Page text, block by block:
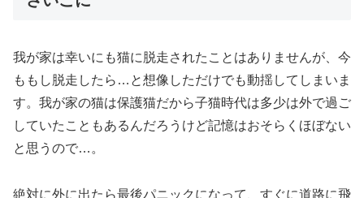
我が家は幸いにも猫に脱走されたことはありませんが、今
ももし脱走したら…と想像しただけでも動揺してしまいま
す。我が家の猫は保護猫だから子猫時代は多少は外で過ご
していたこともあるんだろうけど記憶はおそらくほぼない
と思うので…。
絶対に外に出たら最後パニックになって、すぐに道路に飛